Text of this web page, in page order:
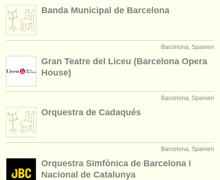
einloggenBanda Municipal de Barcelona
Barcelona, Spanien
Gran Teatre del Liceu (Barcelona Opera
House)
Barcelona, Spanien
Orquestra de Cadaqués
Barcelona, Spanien
Orquestra Simfònica de Barcelona i
Nacional de Catalunya